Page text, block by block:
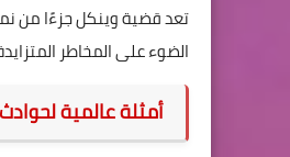
تعد قضية وينكل جزءًا من
الضوء على المخاطر
أمثلة عالمية